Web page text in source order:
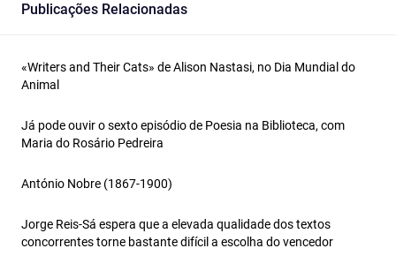
Publicações Relacionadas
«Writers and Their Cats» de Alison Nastasi, no Dia Mundial do
Animal
Já pode ouvir o sexto episódio de Poesia na Biblioteca, com
Maria do Rosário Pedreira
António Nobre (1867-1900)
Jorge Reis-Sá espera que a elevada qualidade dos textos
concorrentes torne bastante difícil a escolha do vencedor